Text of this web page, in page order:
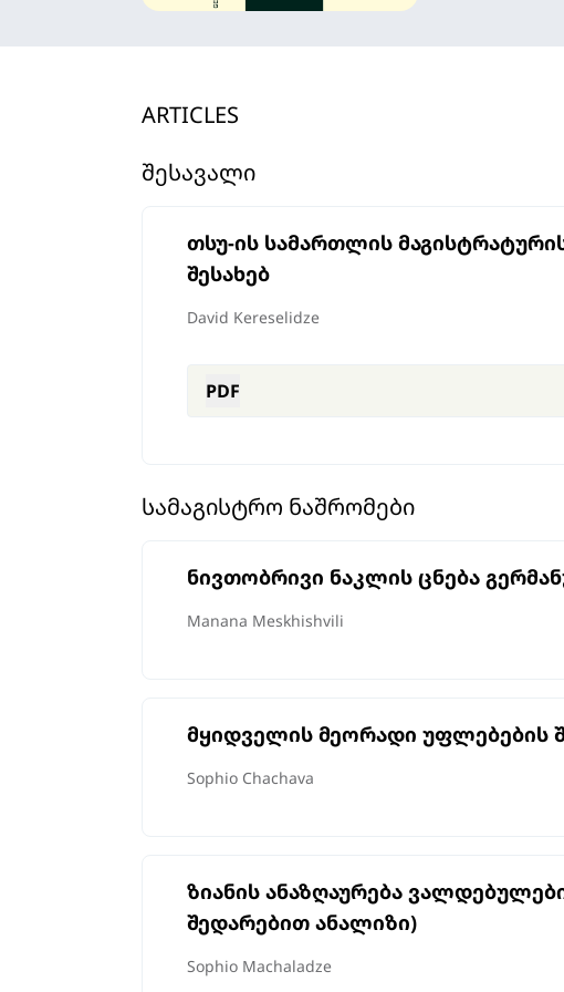
ARTICLES
ᲨᲔᲡᲐᲕᲐᲚᲘ
თსუ-ის სამართლის
შესახებ
David Kereselidze
PDF
ᲡᲐᲛᲐᲒᲘᲡᲢᲠᲝ ᲜᲐᲨᲠᲝᲛᲔᲑᲘ
ნივთობრივი ნაკლის ცნება
Manana Meskhishvili
მყიდველის მეორადი უფლებების
Sophio Chachava
ზიანის ანაზღაურება
შედარებით ანალიზი)
Sophio Machaladze